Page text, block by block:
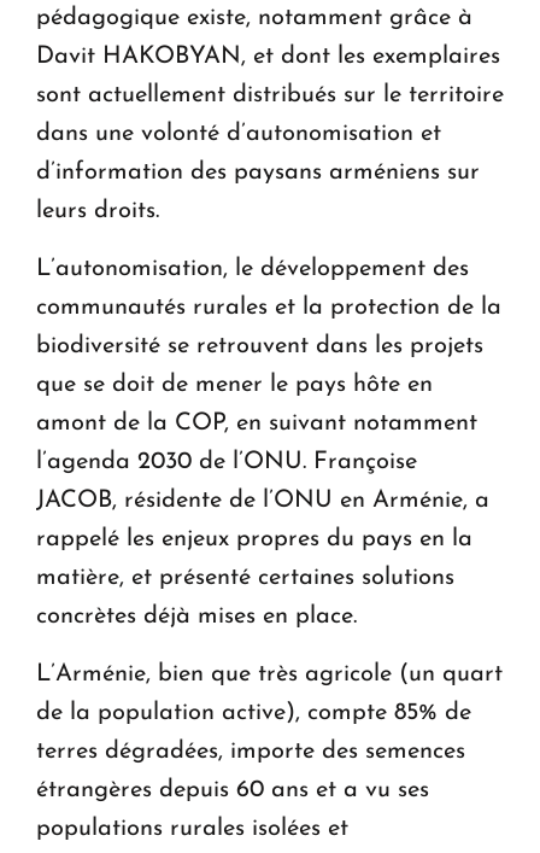
pédagogique existe, notamment grâce à
Davit HAKOBYAN, et dont les exemplaires
sont actuellement distribués sur le territoire
dans une volonté d’autonomisation et
d’information des paysans arméniens sur
leurs droits.
L’autonomisation, le développement des
communautés rurales et la protection de la
biodiversité se retrouvent dans les projets
que se doit de mener le pays hôte en
amont de la COP, en suivant notamment
l’agenda 2030 de l’ONU. Françoise
JACOB, résidente de l’ONU en Arménie, a
rappelé les enjeux propres du pays en la
matière, et présenté certaines solutions
concrètes déjà mises en place.
L’Arménie, bien que très agricole (un quart
de la population active), compte 85% de
terres dégradées, importe des semences
étrangères depuis 60 ans et a vu ses
populations rurales isolées et